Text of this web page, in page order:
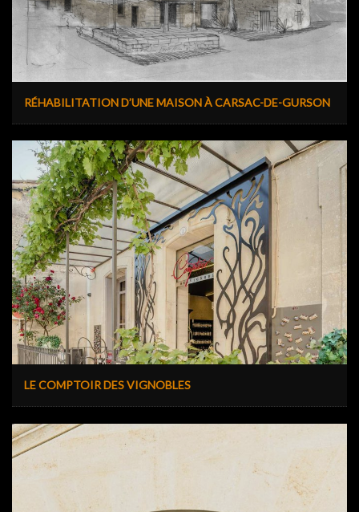
RÉHABILITATION D’UNE MAISON À CARSAC-DE-GURSON
LE COMPTOIR DES VIGNOBLES